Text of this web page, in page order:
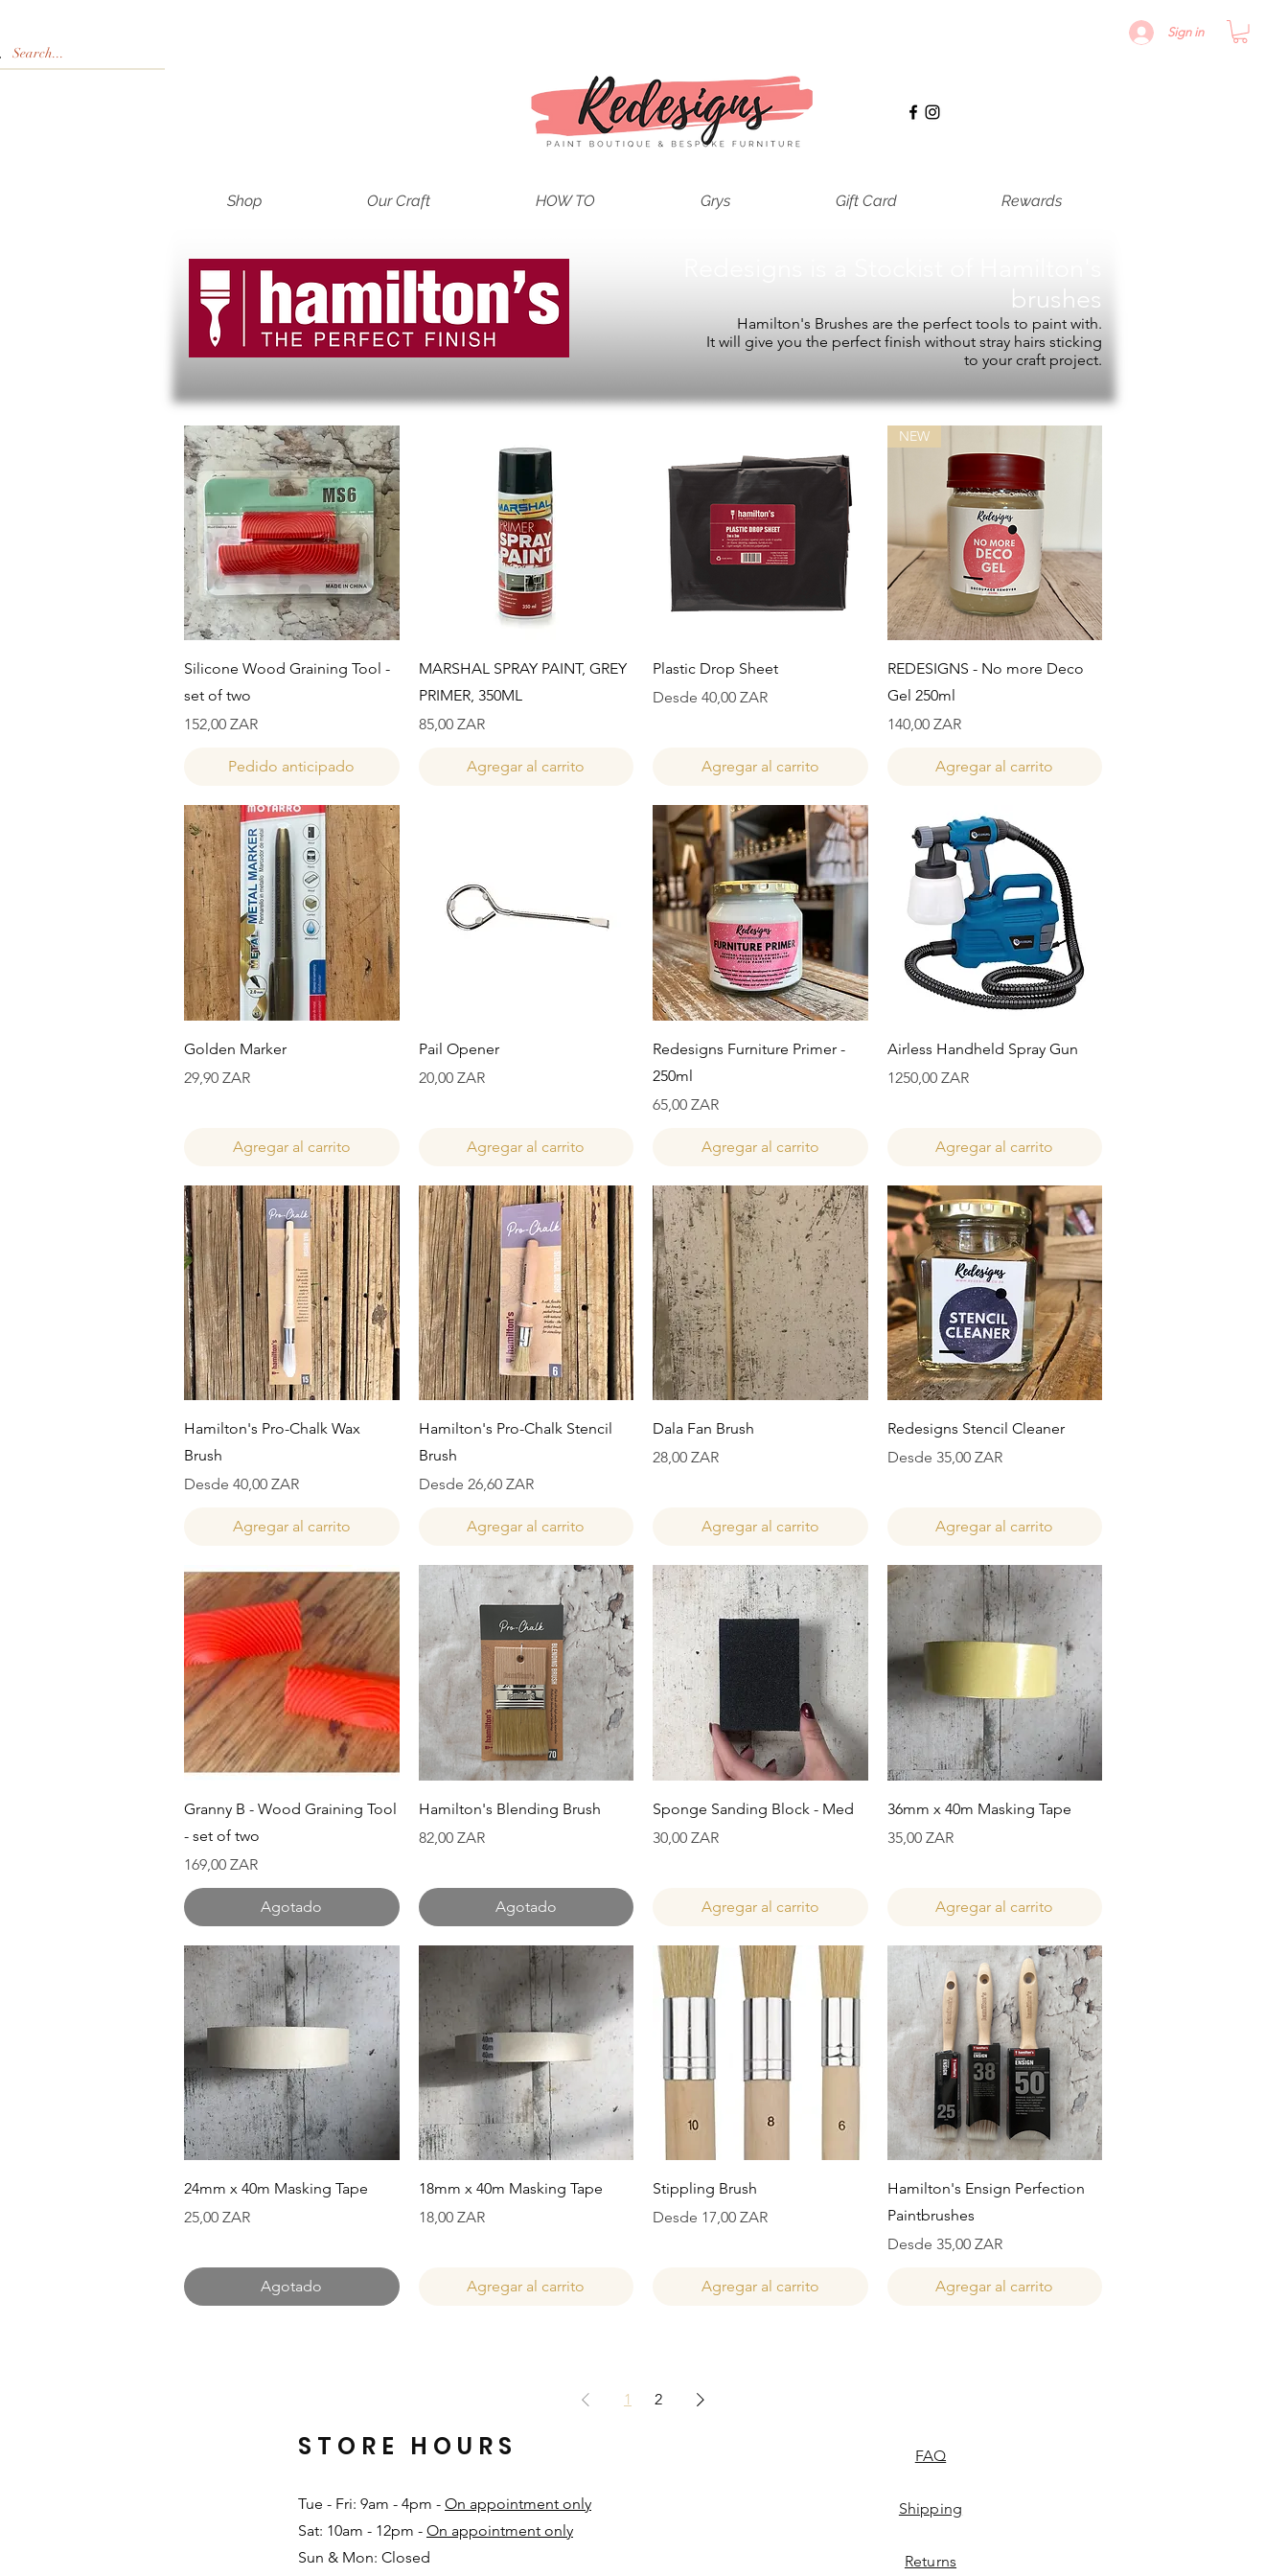
Sign in
Shop Our Craft HOW TO Grys Gift Card Rewards
brushes
Hamilton's Brushes are the perfect tools to paint with.
It will give you the perfect finish without stray hairs sticking
to your craft project.
Vista rápida
Silicone Wood Graining Tool -
set of two
Precio
152,00 ZAR
Pedido anticipado
Vista rápida
MARSHAL SPRAY PAINT, GREY
PRIMER, 350ML
Precio
85,00 ZAR
Agregar al carrito
Vista rápida
Plastic Drop Sheet
Desde 40,00 ZAR
Precio de oferta
Agregar al carrito
Vista rápida
NEW
REDESIGNS - No more Deco
Gel 250ml
Precio
140,00 ZAR
Agregar al carrito
Vista rápida
Golden Marker
Precio
29,90 ZAR
Agregar al carrito
Vista rápida
Pail Opener
Precio
20,00 ZAR
Agregar al carrito
Vista rápida
Redesigns Furniture Primer -
250ml
Precio
65,00 ZAR
Agregar al carrito
Vista rápida
Airless Handheld Spray Gun
Precio
1250,00 ZAR
Agregar al carrito
Vista rápida
Hamilton's Pro-Chalk Wax
Brush
Desde 40,00 ZAR
Precio de oferta
Agregar al carrito
Vista rápida
Hamilton's Pro-Chalk Stencil
Brush
Desde 26,60 ZAR
Precio de oferta
Agregar al carrito
Vista rápida
Dala Fan Brush
Precio
28,00 ZAR
Agregar al carrito
Vista rápida
Redesigns Stencil Cleaner
Desde 35,00 ZAR
Precio de oferta
Agregar al carrito
Vista rápida
Granny B - Wood Graining Tool
- set of two
Precio
169,00 ZAR
Agotado
Vista rápida
Hamilton's Blending Brush
Precio
82,00 ZAR
Agotado
Vista rápida
Sponge Sanding Block - Med
Precio
30,00 ZAR
Agregar al carrito
Vista rápida
36mm x 40m Masking Tape
Precio
35,00 ZAR
Agregar al carrito
Vista rápida
24mm x 40m Masking Tape
Precio
25,00 ZAR
Agotado
Vista rápida
18mm x 40m Masking Tape
Precio
18,00 ZAR
Agregar al carrito
Vista rápida
Stippling Brush
Desde 17,00 ZAR
Precio de oferta
Agregar al carrito
Vista rápida
Hamilton's Ensign Perfection
Paintbrushes
Desde 35,00 ZAR
Precio de oferta
Agregar al carrito
1 2
Tue - Fri: 9am - 4pm - On appointment only
Sat: 10am - 12pm - On appointment only
Sun & Mon: Closed​
STORE HOURS FAQ
Shipping
Returns